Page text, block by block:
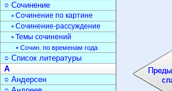
○ Сочинение
▫ Сочинение по картине
▫ Сочинение-рассуждение
▫ Темы сочинений
• Сочин. по временам года
○ Список литературы
А
○ Андерсен